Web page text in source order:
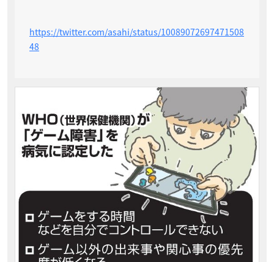
https://twitter.com/asahi/status/10089072697471508
48